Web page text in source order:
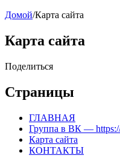
Домой/Карта сайта
Карта сайта
Поделиться
Страницы
ГЛАВНАЯ
Группа в ВК —
Карта сайта
КОНТАКТЫ